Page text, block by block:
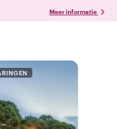
Meer informatie